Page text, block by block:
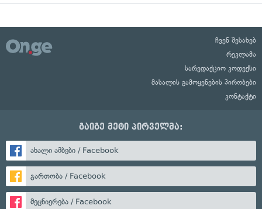
ჩვენ შესახებ
რეკლამა
სარედაქციო კოდექსი
მასალის გამოყენების პირობები
კონტაქტი
გაიგე მეტი პირველმა:
ახალი ამბები / Facebook
გართობა / Facebook
მეცნიერება / Facebook